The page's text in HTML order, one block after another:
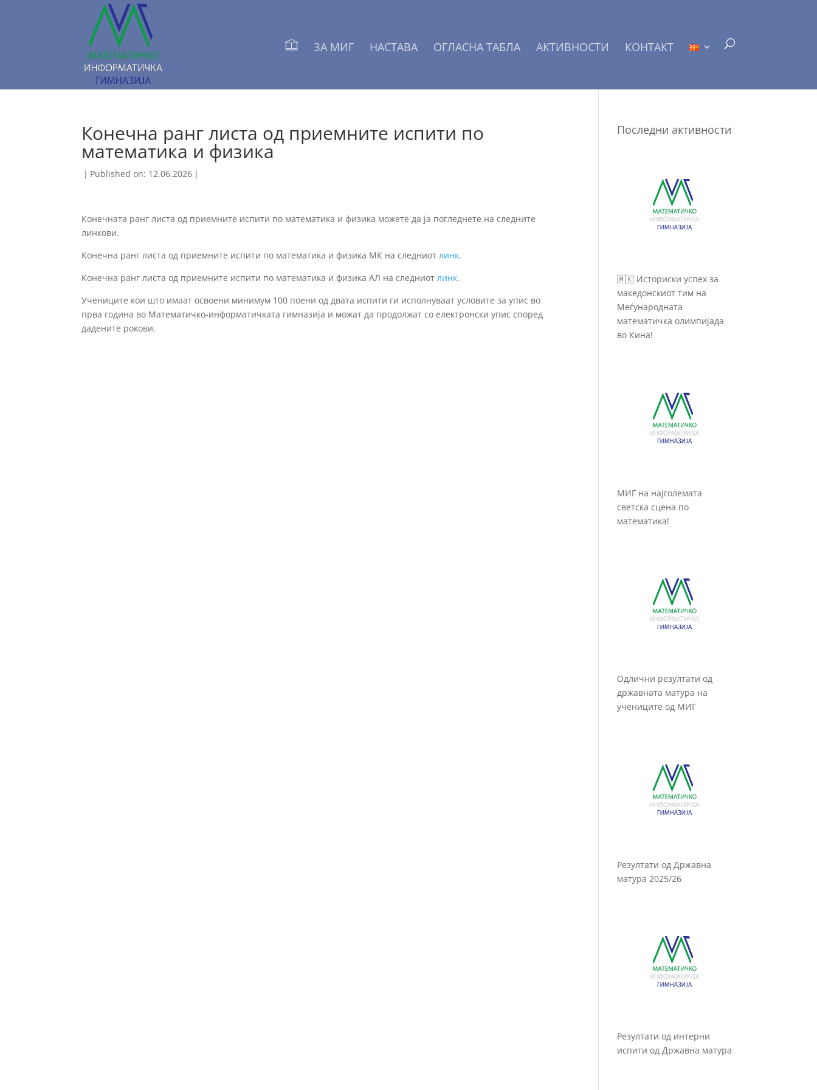
ЗА МИГ НАСТАВА ОГЛАСНА ТАБЛА АКТИВНОСТИ КОНТАКТ
Конечна ранг листа од приемните испити по
математика и физика
| Published on: 12.06.2026 |
Конечната ранг листа од приемните испити по математика и физика можете да ја погледнете на следните
линкови.
Конечна ранг листа од приемните испити по математика и физика МК на следниотлинк.
Конечна ранг листа од приемните испити по математика и физика АЛ на следниотлинк.
Учениците кои што имаат освоени минимум 100 поени од двата испити ги исполнуваат условите за упис во
прва година во Математичко-информатичката гимназија и можат да продолжат со електронски упис според
дадените рокови.
Последни активности
🇲🇰 Историски успех за
македонскиот тим на
Меѓународната
математичка олимпијада
во Кина!
МИГ на најголемата
светска сцена по
математика!
Одлични резултати од
државната матура на
учениците од МИГ
Резултати од Државна
матура 2025/26
Резултати од интерни
испити од Државна матура